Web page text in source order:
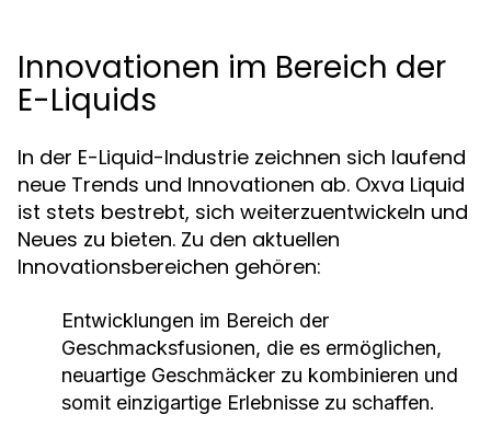
Innovationen im Bereich der
E-Liquids
In der E-Liquid-Industrie zeichnen sich laufend
neue Trends und Innovationen ab. Oxva Liquid
ist stets bestrebt, sich weiterzuentwickeln und
Neues zu bieten. Zu den aktuellen
Innovationsbereichen gehören:
Entwicklungen im Bereich der
Geschmacksfusionen, die es ermöglichen,
neuartige Geschmäcker zu kombinieren und
somit einzigartige Erlebnisse zu schaffen.